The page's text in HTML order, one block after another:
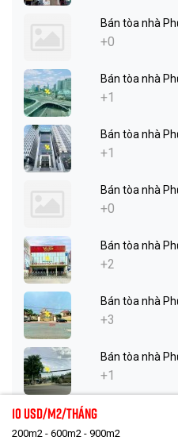
Bán tòa nhà
+0
Bán tòa nhà
+1
Bán tòa nhà
+1
Bán tòa nhà
+0
Bán tòa nhà
+2
Bán tòa nhà
+3
Bán tòa nhà
+1
+0
10 Usd/m2/tháng
200m2 - 600m2 - 900m2